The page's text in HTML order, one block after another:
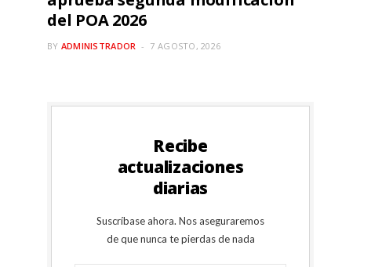
del POA 2026
BY ADMINISTRADOR 7 AGOSTO, 2026
Recibe
actualizaciones
diarias
Suscríbase ahora. Nos aseguraremos
de que nunca te pierdas de nada